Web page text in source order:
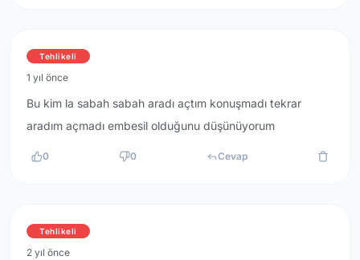
Tehlikeli
1 yıl önce
Bu kim la sabah sabah aradı açtım konuşmadı tekrar
aradım açmadı embesil olduğunu düşünüyorum
0 0 Cevap
Tehlikeli
2 yıl önce